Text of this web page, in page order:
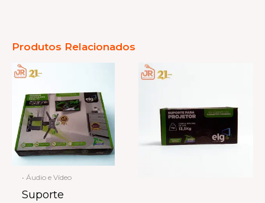
Produtos Relacionados
• Áudio e Vídeo
Suporte